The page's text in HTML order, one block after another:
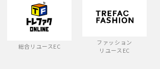
総合リユースEC
ファッション
リユースEC